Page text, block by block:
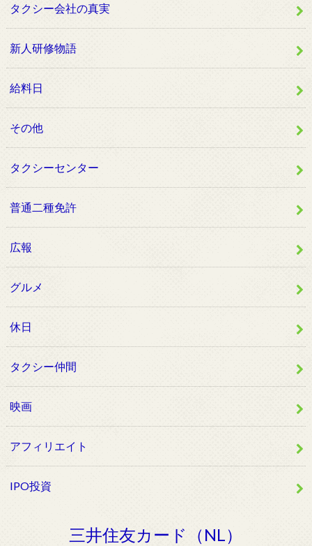
タクシー会社の真実
新人研修物語
給料日
その他
タクシーセンター
普通二種免許
広報
グルメ
休日
タクシー仲間
映画
アフィリエイト
IPO投資
三井住友カード（NL）